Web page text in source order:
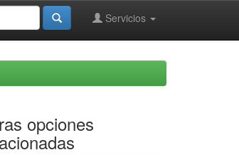
Servicios
opciones